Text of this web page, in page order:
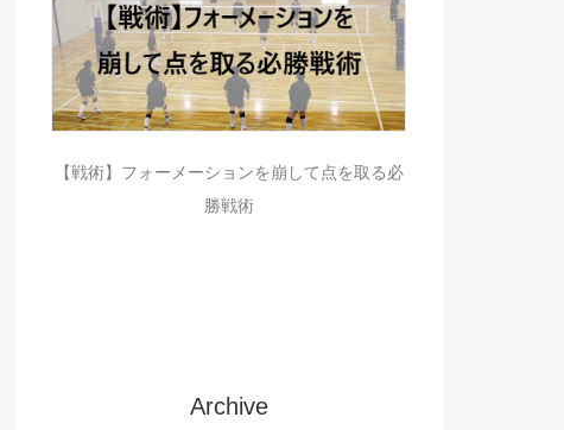
【戦術】フォーメーションを崩して点を取る必
勝戦術
Archive